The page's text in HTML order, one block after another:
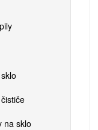
na sklo